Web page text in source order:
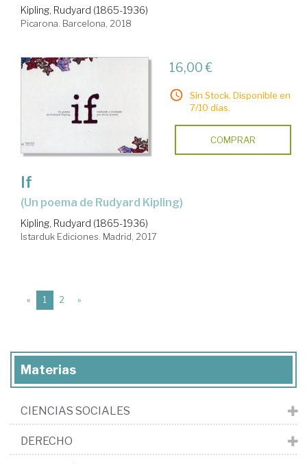
Kipling, Rudyard (1865-1936)
Picarona. Barcelona, 2018
16,00 €
Sin Stock. Disponible en
7/10 días.
COMPRAR
If
(un poema de Rudyard Kipling)
Kipling, Rudyard (1865-1936)
Istarduk Ediciones. Madrid, 2017
« 1 (current)
2 »
Materias
CIENCIAS SOCIALES
DERECHO